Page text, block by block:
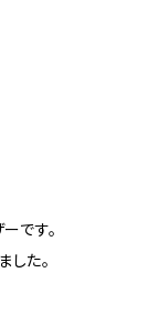
です。
た。